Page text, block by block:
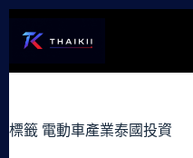
容
標籤 電動車產業泰國投資